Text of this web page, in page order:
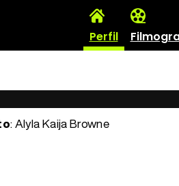
Perfil
: Alyla Kaija Browne